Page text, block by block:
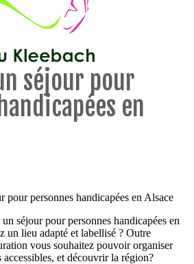
séjour pour
en
pour personnes handicapées en Alsace
séjour pour personnes handicapées en
un lieu adapté et labellisé ? Outre
vous souhaitez pouvoir organiser
accessibles, et découvrir la région?